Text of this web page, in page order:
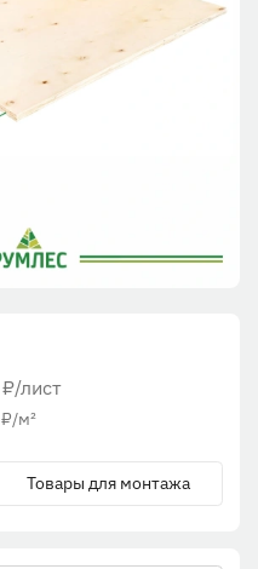
₽/лист
₽/м²
Товары для монтажа